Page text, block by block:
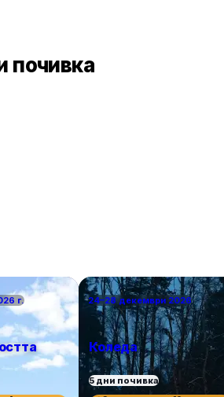
лично пространство, възможност
почивка
г. 24–28 декември 2026
Коледа
5 дни почивка